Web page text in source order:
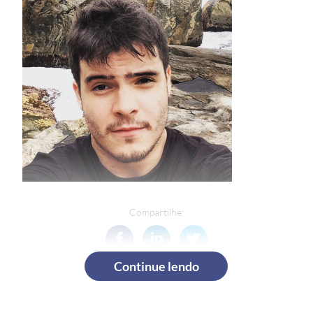
Compartilhe:
Continue lendo